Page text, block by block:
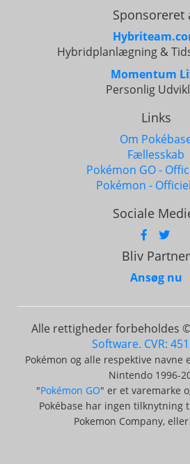
Sponsoreret
Hybridplanlægning &
Momentum
Personlig
Links
Om
Fællesskab
Pokémon GO -
Pokémon -
Sociale
Bliv Partner
Ansøg nu
Alle rettigheder forbeholdes
Software. CVR:
Pokémon og alle respektive
Nintendo 1996-
"Pokémon GO" er et varemarke
Pokébase har ingen tilknytning
Pokemon Company,